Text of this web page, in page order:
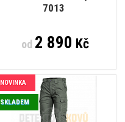
7013
od2 890 Kč
NOVINKA
SKLADEM